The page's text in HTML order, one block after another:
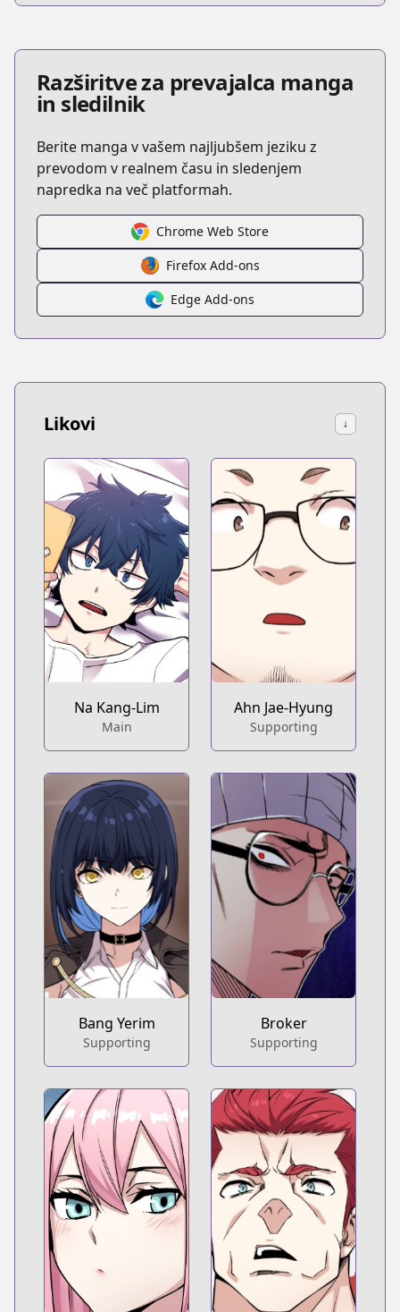
Razširitve za prevajalca manga
in sledilnik
Berite manga v vašem najljubšem jeziku z
prevodom v realnem času in sledenjem
napredka na več platformah.
Chrome Web Store
Firefox Add-ons
Edge Add-ons
Likovi ↓
Na Kang-Lim
Main
Ahn Jae-Hyung
Supporting
Bang Yerim
Supporting
Broker
Supporting